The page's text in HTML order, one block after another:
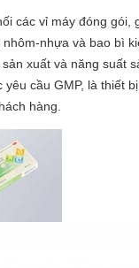
các vỉ máy đóng
nhựa và bao bì
xuất và năng suất
cầu GMP, là thiết
hàng.